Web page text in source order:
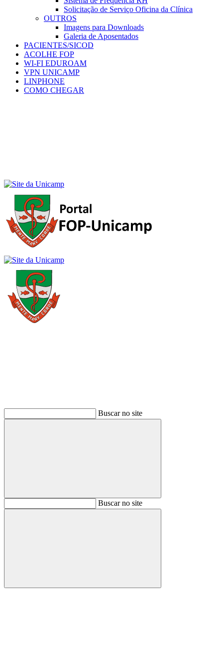
Solicitação de Serviço Oficina da Clínica
OUTROS
Imagens para Downloads
Galeria de Aposentados
PACIENTES/SICOD
ACOLHE FOP
WI-FI EDUROAM
VPN UNICAMP
LINPHONE
COMO CHEGAR
Buscar no site
BuscarBuscar no site
Buscar